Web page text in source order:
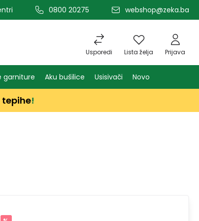
0800 20275 webshop@zeka.ba
Usporedi Lista želja Prijava
garniture Aku bušilice Usisivači Novo
tepihe!